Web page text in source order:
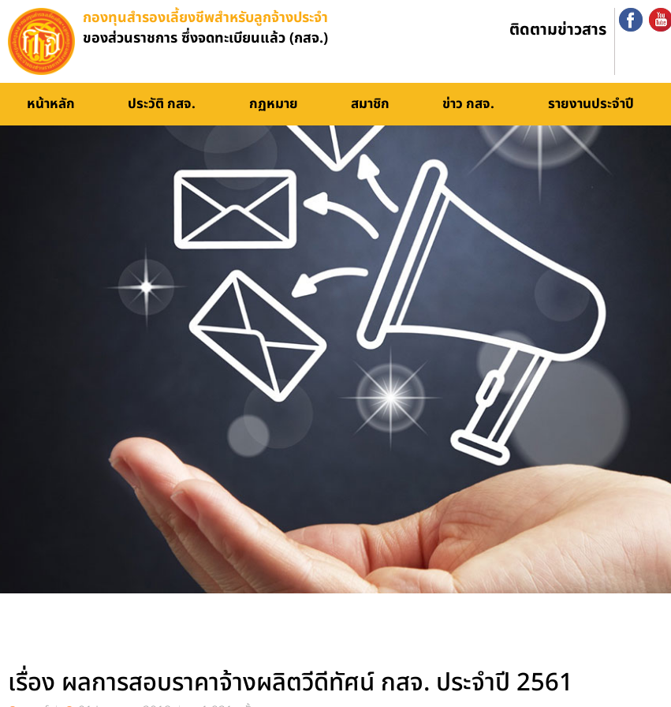
กองทุนสำรองเลี้ยงชีพสำหรับลูกจ้างประจำ
ของส่วนราชการ ซึ่งจดทะเบียนแล้ว (กสจ.)
ติดตามข่าวสาร
หน้าหลัก ประวัติ กสจ. กฏหมาย สมาชิก ข่าว กสจ. รายงานประจำปี
เรื่อง ผลการสอบราคาจ้างผลิตวีดีทัศน์ กสจ. ประจำปี 2561